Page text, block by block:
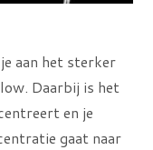
aan het sterker
Daarbij is het
en je
gaat naar